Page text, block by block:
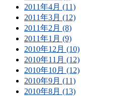
2011年4月 (11)
2011年3月 (12)
2011年2月 (8)
2011年1月 (9)
2010年12月 (10)
2010年11月 (12)
2010年10月 (12)
2010年9月 (11)
2010年8月 (13)